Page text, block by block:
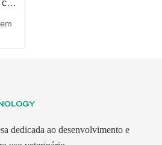
Exposições nacionais com a participação de JINAN GSY BIOTECHNOLOGY CO., LTD.
e
dedicada ao desenvolvimento e